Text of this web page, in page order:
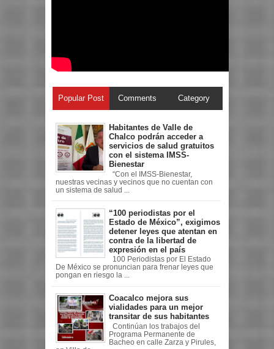
Popular Post Comments Category
Habitantes de Valle de
Chalco podrán acceder a
servicios de salud gratuitos
con el sistema IMSS-
Bienestar
“Con el IMSS-Bienestar,
nuestras vecinas y vecinos que no cuentan con
un sistema de salud ...
“100 periodistas por el
Estado de México”, exigimos
detener leyes que atentan en
contra de la libertad de
expresión en el país
100 Periodistas por El Estado
De México se pronuncian para frenar leyes que
pongan en riesgo la ...
Coacalco mejora sus
vialidades para un mejor
transitar de sus habitantes
Continúan los trabajos del
Programa Permanente de
Bacheo en calle Zarza y Pirules,